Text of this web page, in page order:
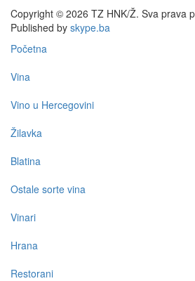
Copyright © 2026 TZ HNK/Ž. Sva prava
Published by skype.ba
Početna
Vina
Vino u Hercegovini
Žilavka
Blatina
Ostale sorte vina
Vinari
Hrana
Restorani